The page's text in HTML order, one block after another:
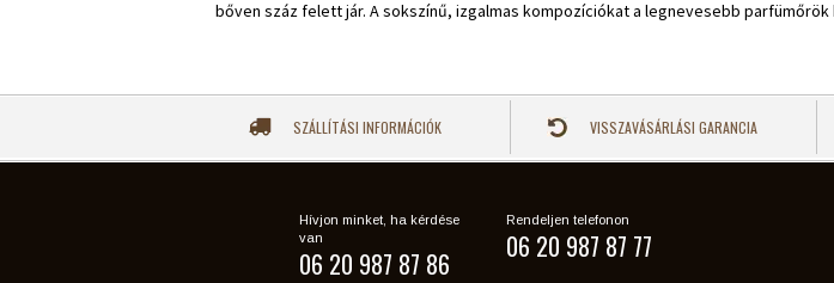
bőven száz felett jár. A sokszínű, izgalmas kompozíciókat a legnevesebb
SZÁLLÍTÁSI INFORMÁCIÓK VISSZAVÁSÁRLÁSI GARANCIA
Hívjon minket, ha kérdése
van
06 20 987 87 86
Rendeljen telefonon
06 20 987 87 77